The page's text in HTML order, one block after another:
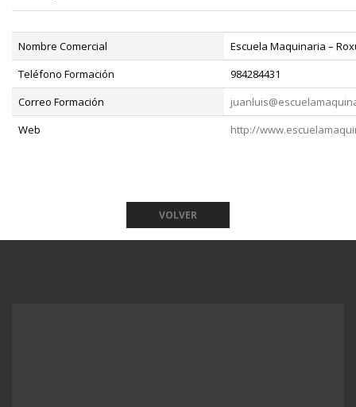
Nombre Comercial
Escuela Maquinaria –
Teléfono Formación
984284431
Correo Formación
Web
http://
VOLVER